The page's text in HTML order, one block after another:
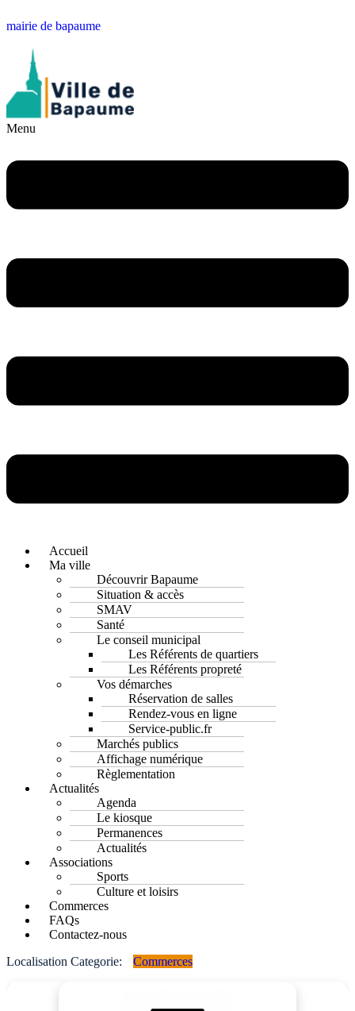
mairie de bapaume
Menu
Accueil
Ma ville
Découvrir Bapaume
Situation & accès
SMAV
Santé
Le conseil municipal
Les Référents de quartiers
Les Référents propreté
Vos démarches
Réservation de salles
Rendez-vous en ligne
Service-public.fr
Marchés publics
Affichage numérique
Règlementation
Actualités
Agenda
Le kiosque
Permanences
Actualités
Associations
Sports
Culture et loisirs
Commerces
FAQs
Contactez-nous
Localisation Categorie:
Commerces